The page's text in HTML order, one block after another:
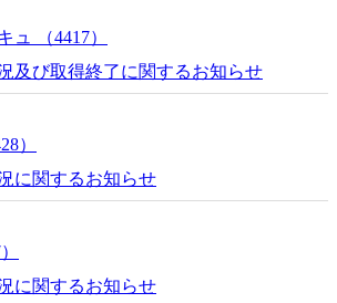
ュ （4417）
及び取得終了に関するお知らせ
）
に関するお知らせ
に関するお知らせ